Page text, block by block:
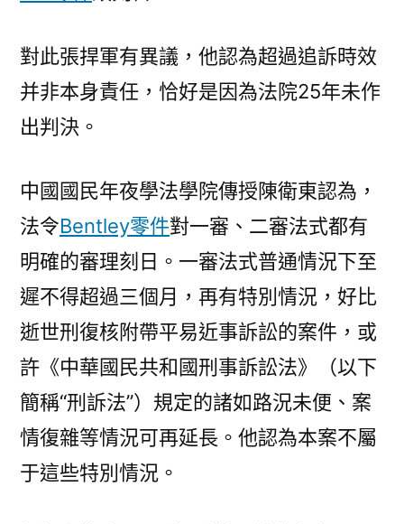
對此張捍軍有異議，他認為超過追訴時效
并非本身責任，恰好是因為法院25年未作
出判決。
中國國民年夜學法學院傳授陳衛東認為，
法令Bentley零件對一審、二審法式都有
明確的審理刻日。一審法式普通情況下至
遲不得超過三個月，再有特別情況，好比
逝世刑復核附帶平易近事訴訟的案件，或
許《中華國民共和國刑事訴訟法》（以下
簡稱“刑訴法”）規定的諸如路況未便、案
情復雜等情況可再延長。他認為本案不屬
于這些特別情況。